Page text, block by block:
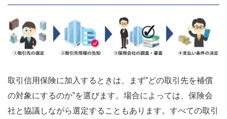
取引信用保険に加入するときは、まず”どの取引先を補償
の対象にするのか”を選びます。場合によっては、保険会
社と協議しながら選定することもあります。すべての取引